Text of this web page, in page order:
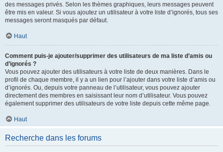
des messages privés. Selon les thèmes graphiques, leurs messages peuvent
être mis en valeur. Si vous ajoutez un utilisateur à votre liste d’ignorés, tous ses
messages seront masqués par défaut.
Haut
Comment puis-je ajouter/supprimer des utilisateurs de ma liste d’amis ou
d’ignorés ?
Vous pouvez ajouter des utilisateurs à votre liste de deux manières. Dans le
profil de chaque membre, il y a un lien pour l’ajouter dans votre liste d’amis ou
d’ignorés. Ou, depuis votre panneau de l’utilisateur, vous pouvez ajouter
directement des membres en saisissant leur nom d’utilisateur. Vous pouvez
également supprimer des utilisateurs de votre liste depuis cette même page.
Haut
Recherche dans les forums